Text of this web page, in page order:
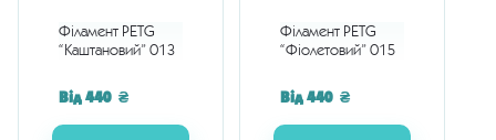
Філамент PETG
“Каштановий” 013
Від440 ₴
Філамент PETG
“Фіолетовий” 015
Від440 ₴